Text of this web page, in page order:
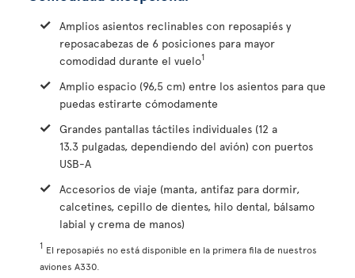
Amplios asientos reclinables con reposapiés y
reposacabezas de 6 posiciones para mayor
comodidad durante el vuelo1
Amplio espacio (96,5 cm) entre los asientos para que
puedas estirarte cómodamente
Grandes pantallas táctiles individuales (12 a
13.3 pulgadas, dependiendo del avión) con puertos
USB-A
Accesorios de viaje (manta, antifaz para dormir,
calcetines, cepillo de dientes, hilo dental, bálsamo
labial y crema de manos)
1 El reposapiés no está disponible en la primera fila de nuestros
aviones A330.